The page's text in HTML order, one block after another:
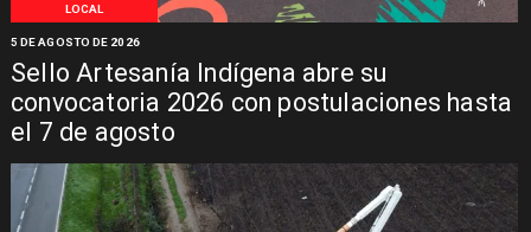
LOCAL
Sello Artesanía Indígena abre su
convocatoria 2026 con postulaciones hasta
el 7 de agosto
5 DE AGOSTO DE 2026